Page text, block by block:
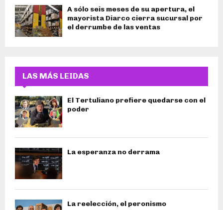
A sólo seis meses de su apertura, el
mayorista Diarco cierra sucursal por
el derrumbe de las ventas
LAS MÁS LEIDAS
El Tertuliano prefiere quedarse con el
poder
La esperanza no derrama
La reelección, el peronismo